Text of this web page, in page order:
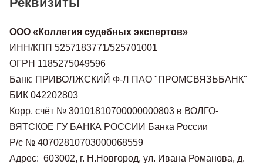
ООО «Коллегия судебных экспертов»
ИНН/КПП 5257183771/525701001
ОГРН 1185275049596
Банк: ПРИВОЛЖСКИЙ Ф-Л ПАО "ПРОМСВЯЗЬБАНК"
БИК 042202803
Корр. счёт № 30101810700000000803 в ВОЛГО-
ВЯТСКОЕ ГУ БАНКА РОССИИ Банка России
Р/с № 40702810703000068559
Адрес: 603002, г. Н.Новгород, ул. Ивана Романова, д.